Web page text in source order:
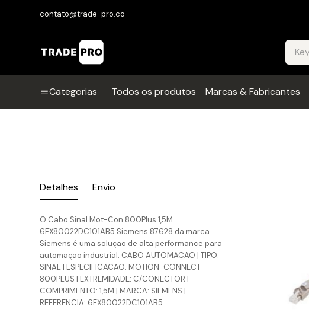
contato@trade-pro.co
Categorias Todos os produtos Marcas & Fabricantes
Detalhes Envio
O Cabo Sinal Mot-Con 800Plus 1,5M
6FX80022DC101AB5 Siemens 87628 da marca
Siemens é uma solução de alta performance para
automação industrial. CABO AUTOMACAO | TIPO:
SINAL | ESPECIFICACAO: MOTION-CONNECT
800PLUS | EXTREMIDADE: C/CONECTOR |
COMPRIMENTO: 1,5M | MARCA: SIEMENS |
REFERENCIA: 6FX80022DC101AB5.